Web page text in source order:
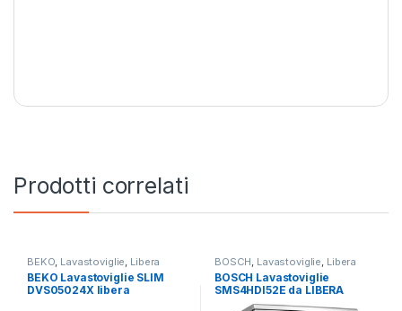
Prodotti correlati
BEKO Lavastoviglie Libera
Installazione
BEKO Lavastoviglie SLIM
DVS05024X libera
BOSCH Lavastoviglie Libera
Installazione
BOSCH Lavastoviglie
SMS4HDI52E da LIBERA
INSTALLAZIONE 13 CP